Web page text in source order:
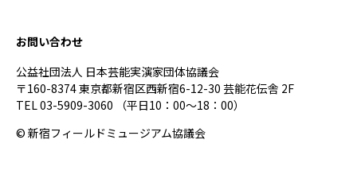
お問い合わせ
公益社団法人 日本芸能実演家団体協議会
〒160-8374 東京都新宿区西新宿6-12-30 芸能花伝舎 2F
TEL 03-5909-3060 （平日10：00～18：00）
© 新宿フィールドミュージアム協議会